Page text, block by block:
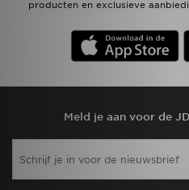
producten en exclusieve
Meld je aan voor de
Klantenservice